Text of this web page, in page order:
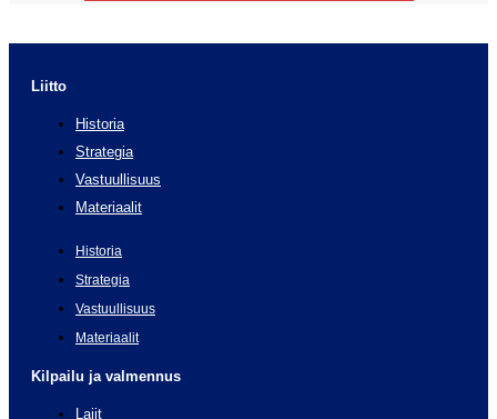
Liitto
Historia
Strategia
Vastuullisuus
Materiaalit
Historia
Strategia
Vastuullisuus
Materiaalit
Kilpailu ja valmennus
Lajit